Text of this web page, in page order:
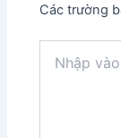
Các trường
vào